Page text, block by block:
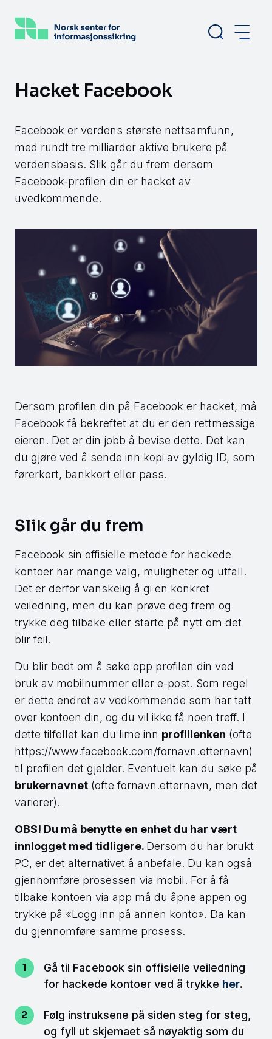
hovedinnhold
Hacket Facebook
Facebook er verdens største nettsamfunn,
med rundt tre milliarder aktive brukere på
verdensbasis. Slik går du frem dersom
Facebook-profilen din er hacket av
uvedkommende.
Dersom profilen din på Facebook er hacket, må
Facebook få bekreftet at du er den rettmessige
eieren. Det er din jobb å bevise dette. Det kan
du gjøre ved å sende inn kopi av gyldig ID, som
førerkort, bankkort eller pass.
Slik går du frem
Facebook sin offisielle metode for hackede
kontoer har mange valg, muligheter og utfall.
Det er derfor vanskelig å gi en konkret
veiledning, men du kan prøve deg frem og
trykke deg tilbake eller starte på nytt om det
blir feil.
Du blir bedt om å søke opp profilen din ved
bruk av mobilnummer eller e-post. Som regel
er dette endret av vedkommende som har tatt
over kontoen din, og du vil ikke få noen treff. I
dette tilfellet kan du lime inn profillenken (ofte
https://www.facebook.com/fornavn.etternavn)
til profilen det gjelder. Eventuelt kan du søke på
brukernavnet (ofte fornavn.etternavn, men det
varierer).
OBS! Du må benytte en enhet du har vært
innlogget med tidligere. Dersom du har brukt
PC, er det alternativet å anbefale. Du kan også
gjennomføre prosessen via mobil. For å få
tilbake kontoen via app må du åpne appen og
trykke på «Logg inn på annen konto». Da kan
du gjennomføre samme prosess.
Gå til Facebook sin offisielle veiledning
for hackede kontoer ved å trykke her.
Følg instruksene på siden steg for steg,
og fyll ut skjemaet så nøyaktig som du